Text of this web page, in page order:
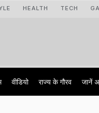
HEALTH TECH
वीडियो राज्‍य के गौरव जानें